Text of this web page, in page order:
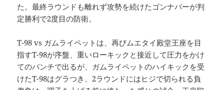
た。最終ラウンドも離れず攻勢を続けたゴンナパーが判
定勝利で2度目の防衛。
T-98 vs ガムライペットは、再びムエタイ殿堂王座を目
指すT-98が序盤、重いローキックと接近して圧力をかけ
てのパンチで出るが、ガムライペットのハイキックを受
けたT-98はグラつき、2ラウンドにはヒジで切られる負